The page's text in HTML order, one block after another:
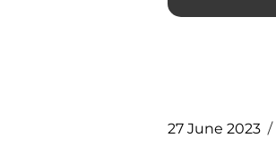
27 June 2023